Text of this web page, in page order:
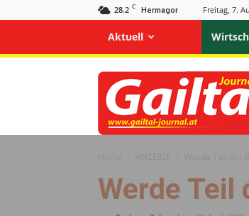
28.2 C Hermagor Freitag, 7.
Aktuell
Gailtal
Journal
Werde Teil